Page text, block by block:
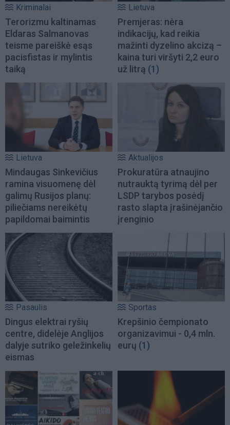
Kriminalai
Terorizmu kaltinamas
Eldaras Salmanovas
teisme pareiškė esąs
pacisfistas ir mylintis
taiką
Lietuva
Premjeras: nėra
indikacijų, kad reikia
mažinti dyzelino akcizą –
kaina turi viršyti 2,2 euro
už litrą (1)
Lietuva
Mindaugas Sinkevičius
ramina visuomenę dėl
galimų Rusijos planų:
piliečiams nereikėtų
papildomai baimintis
Aktualijos
Prokuratūra atnaujino
nutrauktą tyrimą dėl per
LSDP tarybos posėdį
rasto slapta įrašinėjančio
įrenginio
Pasaulis
Dingus elektrai ryšių
centre, didelėje Anglijos
dalyje sutriko geležinkelių
eismas
Sportas
Krepšinio čempionato
organizavimui - 0,4 mln.
eurų (1)